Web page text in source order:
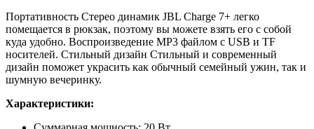
Портативность Стерео динамик JBL Charge 7+ легко
помещается в рюкзак, поэтому вы можете взять его с собой
куда удобно. Воспроизведение MP3 файлом c USB и TF
носителей. Стильный дизайн Стильный и современный
дизайн поможет украсить как обычный семейный ужин, так и
шумную вечеринку.
Характеристики: